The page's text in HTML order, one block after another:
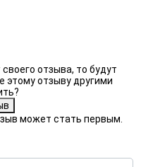
отзыва, то будут
этому отзыву другими
может стать первым.